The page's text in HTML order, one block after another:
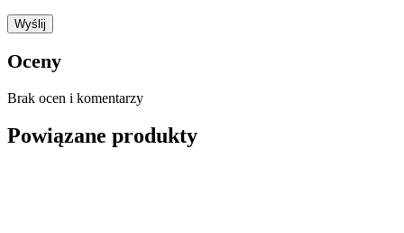
Oceny
Brak ocen i komentarzy
Powiązane produkty